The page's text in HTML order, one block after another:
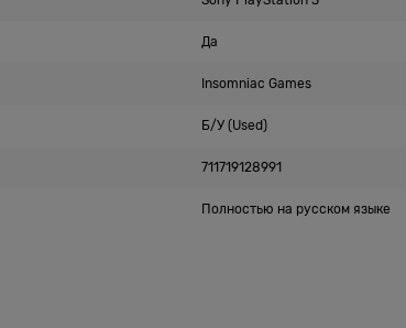
Да
Insomniac Games
Б/У (Used)
711719128991
Полностью на русском языке